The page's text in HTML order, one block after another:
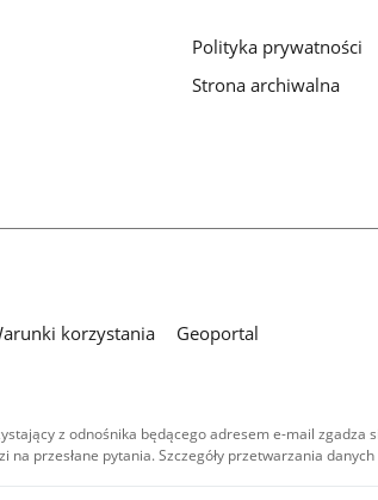
Polityka prywatności
Strona archiwalna
korzystania
Geoportal
z odnośnika będącego adresem e-mail zgadza
przesłane pytania. Szczegóły przetwarzania